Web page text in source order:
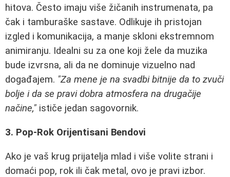
hitova. Često imaju više žičanih instrumenata, pa
čak i tamburaške sastave. Odlikuje ih pristojan
izgled i komunikacija, a manje skloni ekstremnom
animiranju. Idealni su za one koji žele da muzika
bude izvrsna, ali da ne dominuje vizuelno nad
događajem. "Za mene je na svadbi bitnije da to zvuči
bolje i da se pravi dobra atmosfera na drugačije
načine," ističe jedan sagovornik.
3. Pop-Rok Orijentisani Bendovi
Ako je vaš krug prijatelja mlad i više volite strani i
domaći pop, rok ili čak metal, ovo je pravi izbor.